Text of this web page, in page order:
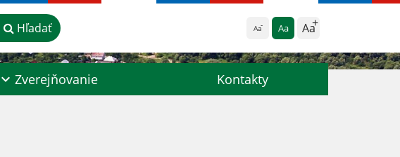
Aa Aa Aa
Hľadať
Zverejňovanie Kontakty